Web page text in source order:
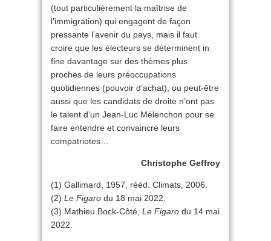
(tout particulièrement la maîtrise de
l’immigration) qui engagent de façon
pressante l’avenir du pays, mais il faut
croire que les électeurs se déterminent in
fine davantage sur des thèmes plus
proches de leurs préoccupations
quotidiennes (pouvoir d’achat), ou peut-être
aussi que les candidats de droite n’ont pas
le talent d’un Jean-Luc Mélenchon pour se
faire entendre et convaincre leurs
compatriotes…
Christophe Geffroy
(1) Gallimard, 1957, rééd. Climats, 2006.
(2) Le Figaro du 18 mai 2022.
(3) Mathieu Bock-Côté, Le Figaro du 14 mai
2022.